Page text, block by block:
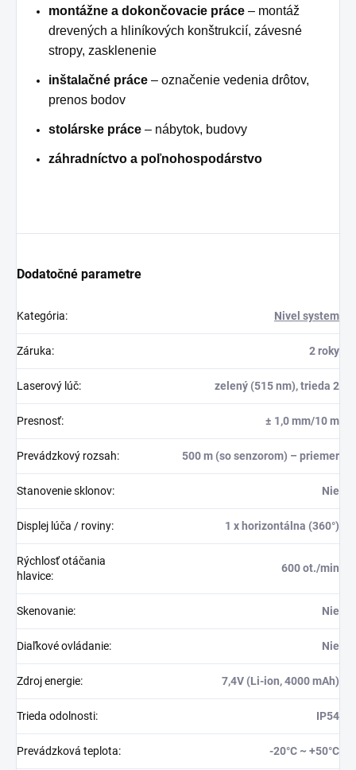
montážne a dokončovacie práce – montáž
drevených a hliníkových konštrukcií, závesné
stropy, zasklenenie
inštalačné práce – označenie vedenia drôtov,
prenos bodov
stolárske práce – nábytok, budovy
záhradníctvo a poľnohospodárstvo
Dodatočné parametre
Kategória: Nivel system
Záruka: 2 roky
Laserový lúč: zelený (515 nm), trieda 2
Presnosť: ± 1,0 mm/10 m
Prevádzkový rozsah: 500 m (so senzorom) – priemer
Stanovenie sklonov: Nie
Displej lúča / roviny: 1 x horizontálna (360°)
Rýchlosť otáčania
hlavice:
600 ot./min
Skenovanie: Nie
Diaľkové ovládanie: Nie
Zdroj energie: 7,4V (Li-ion, 4000 mAh)
Trieda odolnosti: IP54
Prevádzková teplota: -20°C ~ +50°C